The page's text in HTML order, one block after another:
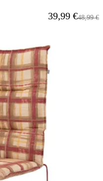
Ab
39,99 €48,99 €